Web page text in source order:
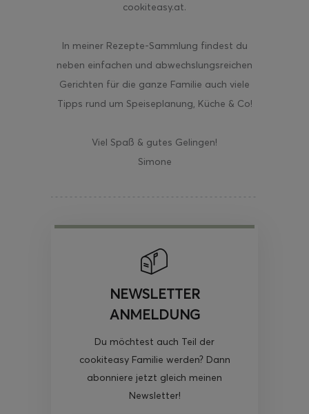
cookiteasy.at.
In meiner Rezepte-Sammlung findest du
neben einfachen und abwechslungsreichen
Gerichten für die ganze Familie auch viele
Tipps rund um Speiseplanung, Küche & Co!
Viel Spaß & gutes Gelingen!
Simone
NEWSLETTER
ANMELDUNG
Du möchtest auch Teil der
cookiteasy Familie werden? Dann
abonniere jetzt gleich meinen
Newsletter!